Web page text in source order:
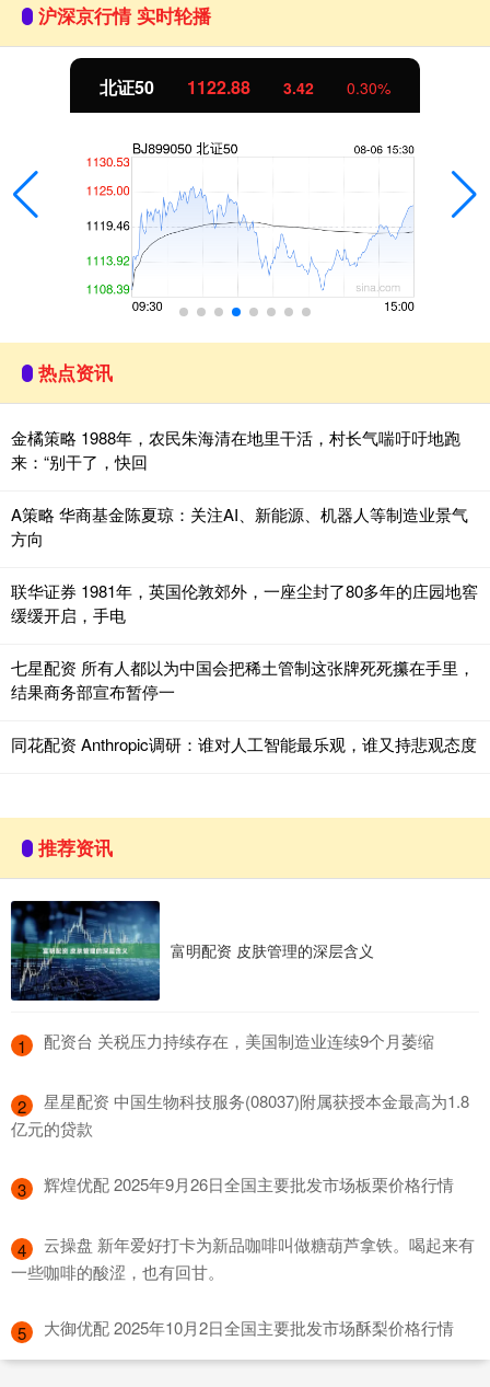
沪深京行情 实时轮播
北证50 1122.88 3.42 0.30%
热点资讯
金橘策略 1988年，农民朱海清在地里干活，村长气喘吁吁地跑
来：“别干了，快回
A策略 华商基金陈夏琼：关注AI、新能源、机器人等制造业景气
方向
联华证券 1981年，英国伦敦郊外，一座尘封了80多年的庄园地窖
缓缓开启，手电
七星配资 所有人都以为中国会把稀土管制这张牌死死攥在手里，
结果商务部宣布暂停一
同花配资 Anthropic调研：谁对人工智能最乐观，谁又持悲观态度
推荐资讯
富明配资 皮肤管理的深层含义
1 ​配资台 关税压力持续存在，美国制造业连续9个月萎缩
2
​星星配资 中国生物科技服务(08037)附属获授本金最高为1.8
亿元的贷款
3 ​辉煌优配 2025年9月26日全国主要批发市场板栗价格行情
4
​云操盘 新年爱好打卡为新品咖啡叫做糖葫芦拿铁。喝起来有
一些咖啡的酸涩，也有回甘。
5 ​大御优配 2025年10月2日全国主要批发市场酥梨价格行情